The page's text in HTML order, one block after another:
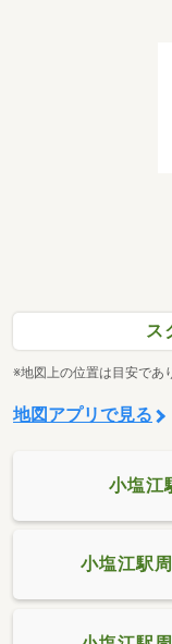
ス
※地図上の位置は目安であ
地図アプリで見る
小塩江
小塩江駅